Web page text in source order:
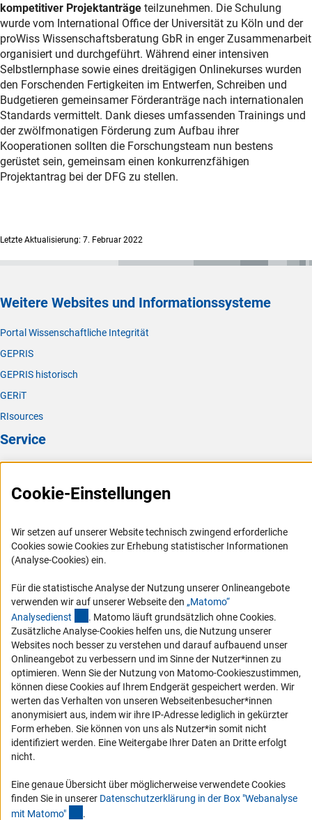
kompetitiver Projektanträge teilzunehmen. Die Schulung
wurde vom International Office der Universität zu Köln und der
proWiss Wissenschaftsberatung GbR in enger Zusammenarbeit
organisiert und durchgeführt. Während einer intensiven
Selbstlernphase sowie eines dreitägigen Onlinekurses wurden
den Forschenden Fertigkeiten im Entwerfen, Schreiben und
Budgetieren gemeinsamer Förderanträge nach internationalen
Standards vermittelt. Dank dieses umfassenden Trainings und
der zwölfmonatigen Förderung zum Aufbau ihrer
Kooperationen sollten die Forschungsteam nun bestens
gerüstet sein, gemeinsam einen konkurrenzfähigen
Projektantrag bei der DFG zu stellen.
Letzte Aktualisierung: 7. Februar 2022
Weitere Websites und Informationssysteme
Portal Wissenschaftliche Integrität
GEPRIS
GEPRIS historisch
GERiT
RIsources
Service
FAQ
Logo und Corporate Design
RSS-Feeds
Vergabeverfahren
Barrierefreiheit
Service und Informationen für Menschen mit Behinderungen
Erklärung zur Barrierefreiheit
Barriere melden
DFG-aktuell
Erhalten Sie Neuigkeiten aus der DFG direkt in Ihr Mailpostfach oder
schauen Sie sich die Ausgaben online an.
Zum Newsletter
Cookie-Einstellungen
Wir setzen auf unserer Website technisch zwingend erforderliche
Cookies sowie Cookies zur Erhebung statistischer Informationen
(Analyse-Cookies) ein.
Für die statistische Analyse der Nutzung unserer Onlineangebote
verwenden wir auf unserer Webseite den „Matomo“
Analysedienst (externer Link)
. Matomo läuft grundsätzlich ohne Cookies.
Zusätzliche Analyse-Cookies helfen uns, die Nutzung unserer
Websites noch besser zu verstehen und darauf aufbauend unser
Onlineangebot zu verbessern und im Sinne der Nutzer*innen zu
optimieren. Wenn Sie der Nutzung von Matomo-Cookieszustimmen,
können diese Cookies auf Ihrem Endgerät gespeichert werden. Wir
werten das Verhalten von unseren Webseitenbesucher*innen
anonymisiert aus, indem wir ihre IP-Adresse lediglich in gekürzter
Form erheben. Sie können von uns als Nutzer*in somit nicht
identifiziert werden. Eine Weitergabe Ihrer Daten an Dritte erfolgt
nicht.
Eine genaue Übersicht über möglicherweise verwendete Cookies
finden Sie in unserer Datenschutzerklärung in der Box "Webanalyse
mit Matomo" .